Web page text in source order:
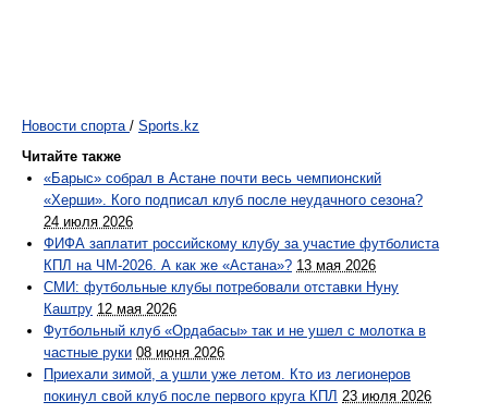
Новости спорта / Sports.kz
Читайте также
«Барыс» собрал в Астане почти весь чемпионский
«Херши». Кого подписал клуб после неудачного сезона?
24 июля 2026
ФИФА заплатит российскому клубу за участие футболиста
КПЛ на ЧМ-2026. А как же «Астана»? 13 мая 2026
СМИ: футбольные клубы потребовали отставки Нуну
Каштру 12 мая 2026
Футбольный клуб «Ордабасы» так и не ушел с молотка в
частные руки 08 июня 2026
Приехали зимой, а ушли уже летом. Кто из легионеров
покинул свой клуб после первого круга КПЛ 23 июля 2026